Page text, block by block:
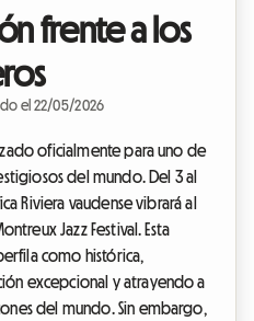
frente a los
el 22/05/2026
oficialmente para uno de
del mundo. Del 3 al
Riviera vaudense vibrará al
Jazz Festival. Esta
como histórica,
excepcional y atrayendo a
del mundo. Sin embargo,